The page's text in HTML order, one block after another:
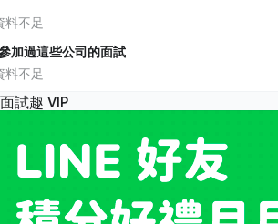
料不足
加過這些公司的面試
料不足